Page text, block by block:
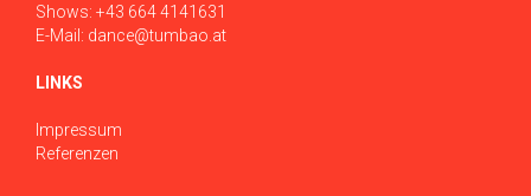
Shows: +43 664 4141631
E-Mail: dance@tumbao.at
LINKS
Impressum
Referenzen